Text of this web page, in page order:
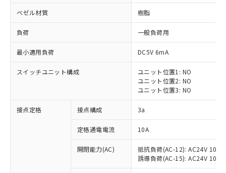
ベゼル材質 樹脂
負荷 一般負荷用
最小適用負荷 DC5V 6mA
スイッチユニット構成
ユニット位置1: NO
ユニット位置2: NO
ユニット位置3: NO
接点定格 接点構成 3a
定格通電電流 10A
開閉能力(AC)
抵抗負荷(AC-12): AC24V 10A/
誘導負荷(AC-15): AC24V
※1 対応状況
対応済み：EU RoHS指令（10物質）の
非含有に対応した製品が提供可能な商品で
対応予定：EU RoHS指令（10物質）の非含